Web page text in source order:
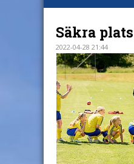
Säkra
2022-04-28 21:44